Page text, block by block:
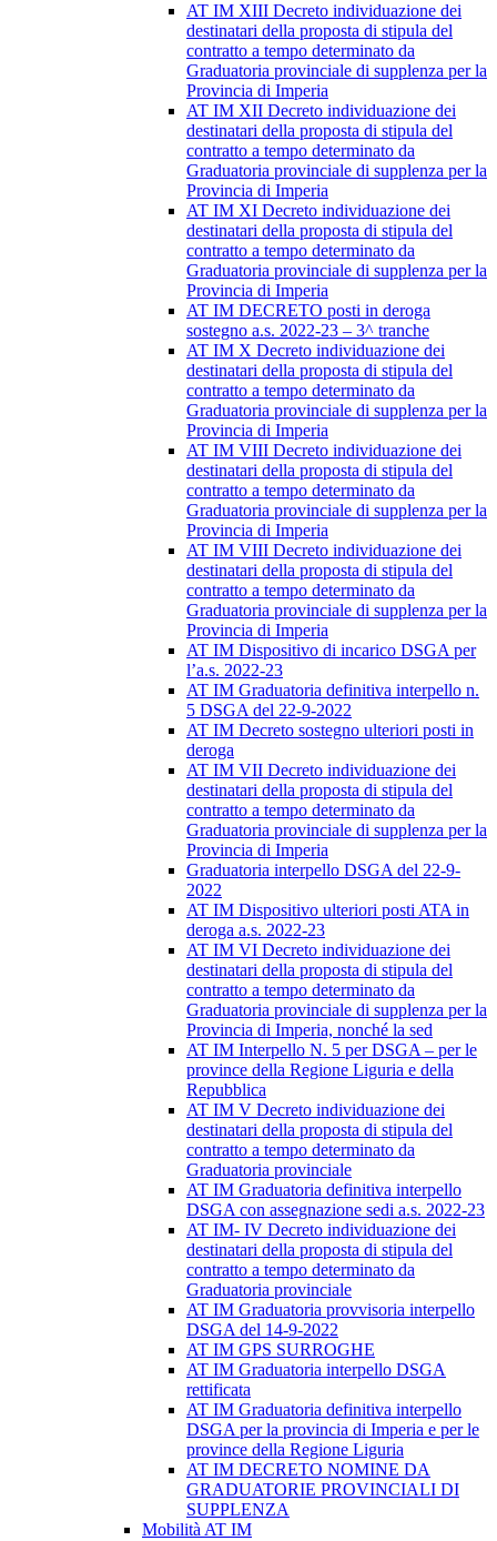
AT IM XIII Decreto individuazione dei
destinatari della proposta di stipula del
contratto a tempo determinato da
Graduatoria provinciale di supplenza per la
Provincia di Imperia
AT IM XII Decreto individuazione dei
destinatari della proposta di stipula del
contratto a tempo determinato da
Graduatoria provinciale di supplenza per la
Provincia di Imperia
AT IM XI Decreto individuazione dei
destinatari della proposta di stipula del
contratto a tempo determinato da
Graduatoria provinciale di supplenza per la
Provincia di Imperia
AT IM DECRETO posti in deroga
sostegno a.s. 2022-23 – 3^ tranche
AT IM X Decreto individuazione dei
destinatari della proposta di stipula del
contratto a tempo determinato da
Graduatoria provinciale di supplenza per la
Provincia di Imperia
AT IM VIII Decreto individuazione dei
destinatari della proposta di stipula del
contratto a tempo determinato da
Graduatoria provinciale di supplenza per la
Provincia di Imperia
AT IM VIII Decreto individuazione dei
destinatari della proposta di stipula del
contratto a tempo determinato da
Graduatoria provinciale di supplenza per la
Provincia di Imperia
AT IM Dispositivo di incarico DSGA per
l’a.s. 2022-23
AT IM Graduatoria definitiva interpello n.
5 DSGA del 22-9-2022
AT IM Decreto sostegno ulteriori posti in
deroga
AT IM VII Decreto individuazione dei
destinatari della proposta di stipula del
contratto a tempo determinato da
Graduatoria provinciale di supplenza per la
Provincia di Imperia
Graduatoria interpello DSGA del 22-9-
2022
AT IM Dispositivo ulteriori posti ATA in
deroga a.s. 2022-23
AT IM VI Decreto individuazione dei
destinatari della proposta di stipula del
contratto a tempo determinato da
Graduatoria provinciale di supplenza per la
Provincia di Imperia, nonché la sed
AT IM Interpello N. 5 per DSGA – per le
province della Regione Liguria e della
Repubblica
AT IM V Decreto individuazione dei
destinatari della proposta di stipula del
contratto a tempo determinato da
Graduatoria provinciale
AT IM Graduatoria definitiva interpello
DSGA con assegnazione sedi a.s. 2022-23
AT IM- IV Decreto individuazione dei
destinatari della proposta di stipula del
contratto a tempo determinato da
Graduatoria provinciale
AT IM Graduatoria provvisoria interpello
DSGA del 14-9-2022
AT IM GPS SURROGHE
AT IM Graduatoria interpello DSGA
rettificata
AT IM Graduatoria definitiva interpello
DSGA per la provincia di Imperia e per le
province della Regione Liguria
AT IM DECRETO NOMINE DA
GRADUATORIE PROVINCIALI DI
SUPPLENZA
Mobilità AT IM